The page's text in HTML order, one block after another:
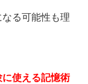
る可能性も理
に使える記憶術